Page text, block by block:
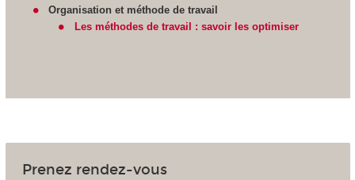
Organisation et méthode de travail
Les méthodes de travail : savoir les optimiser
Prenez rendez-vous